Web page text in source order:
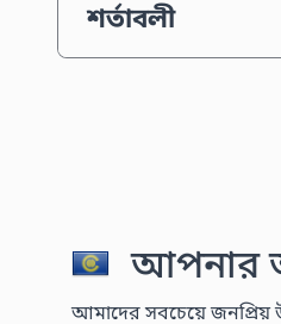
শর্তাবলী
আপনার
আমাদের সবচেয়ে জনপ্রিয়